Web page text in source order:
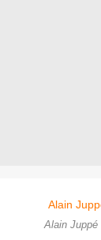
Alain Juppé